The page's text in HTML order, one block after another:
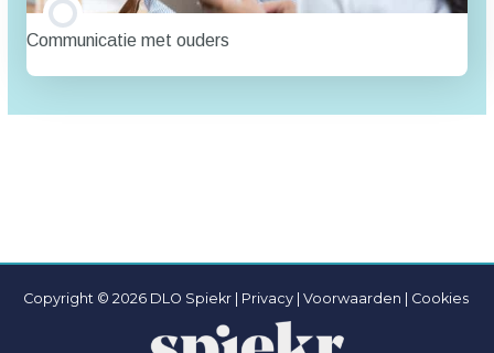
Communicatie met ouders
TRAINING PROGRESSIE
Copyright © 2026 DLO Spiekr | Privacy | Voorwaarden Cookies